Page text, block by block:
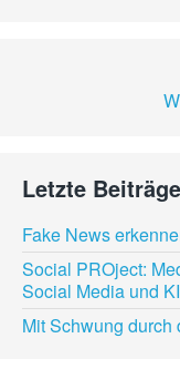
Letzte Beiträge
Fake News
Social PROject:
Social Media und KI
Mit Schwung